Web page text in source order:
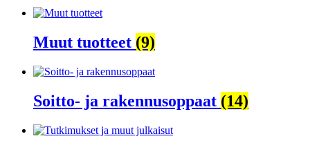
Muut tuotteet (9)
Soitto- ja rakennusoppaat (14)